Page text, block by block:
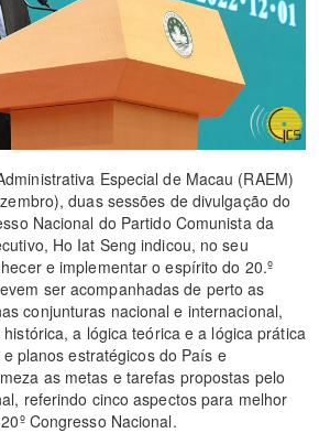
Especial de Macau (RAEM)
duas sessões de divulgação do
Nacional do Partido Comunista da
Ho Iat Seng indicou, no seu
e implementar o espírito do 20.º
ser acompanhadas de perto as
conjunturas nacional e internacional,
a lógica teórica e a lógica prática
planos estratégicos do País e
as metas e tarefas propostas pelo
referindo cinco aspectos para melhor
Congresso Nacional.